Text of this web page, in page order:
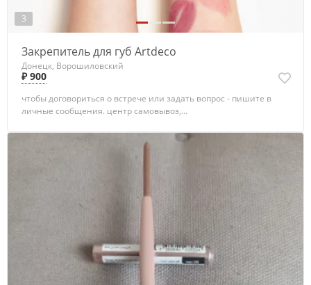
3
Закрепитель для губ Artdeco
Донецк, Ворошиловский
₽ 900
чтобы договориться о встрече или задать вопрос - пишите в
личные сообщения. центр самовывоз,...